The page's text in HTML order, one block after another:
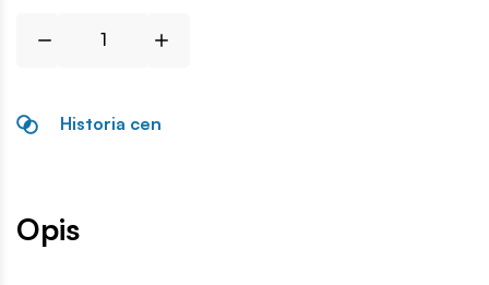
Historia cen
Opis